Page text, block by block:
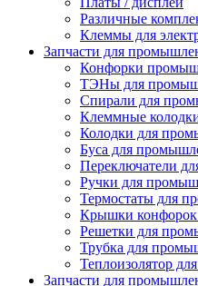
Различные
Клеммы для
Запчасти для
Конфорки
ТЭНы для
Спирали для
Клеммные
Колодки для
Буса для
Переключатели
Ручки для
Термостаты для
Крышки
Решетки для
Трубка для
Теплоизолятор
Запчасти для